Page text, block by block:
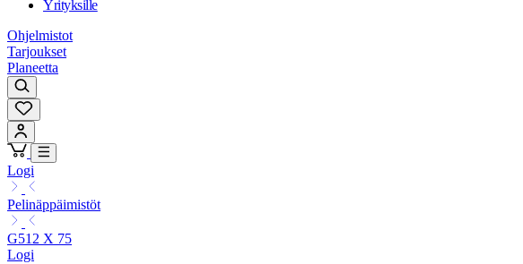
Yrityksille
Ohjelmistot
Tarjoukset
Planeetta
Logi
Pelinäppäimistöt
G512 X 75
Logi